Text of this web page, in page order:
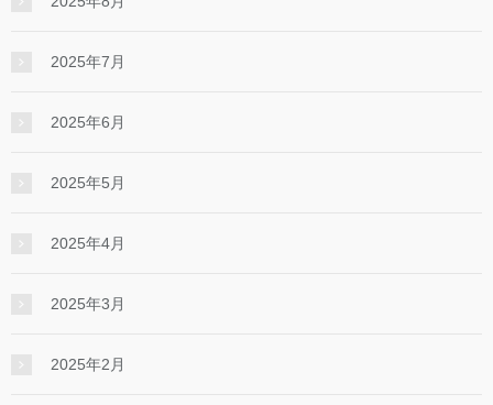
2025年7月
2025年6月
2025年5月
2025年4月
2025年3月
2025年2月